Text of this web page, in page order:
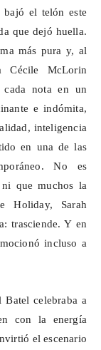
bajó el telón este
que dejó huella.
más pura y, al
Cécile McLorin
cada nota en un
e indómita,
inteligencia
en una de las
No es
ni que muchos la
Holiday, Sarah
trasciende. Y en
incluso a
Batel celebraba a
con la energía
el escenario